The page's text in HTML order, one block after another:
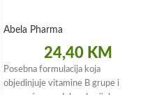
Abela Pharma
24,40 KM
Posebna formulacija koja
objedinjuje vitamine B grupe i